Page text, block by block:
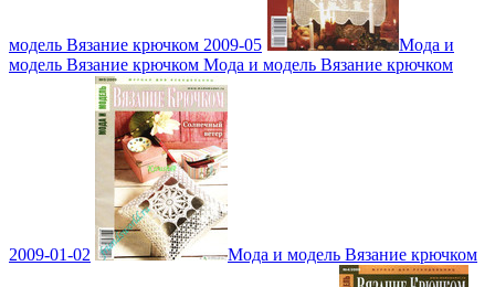
модель Вязание крючком 2009-05
Мода и
модель Вязание крючком Мода и модель Вязание крючком
2009-01-02 Мода и модель Вязание крючком